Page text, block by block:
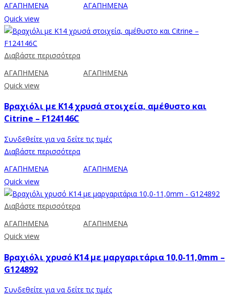
ΑΓΑΠΗΜΕΝΑ
ΑΓΑΠΗΜΕΝΑ
Quick view
Διαβάστε περισσότερα
ΑΓΑΠΗΜΕΝΑ
ΑΓΑΠΗΜΕΝΑ
Quick view
Βραχιόλι με K14 χρυσά στοιχεία, αμέθυστο και
Citrine – F124146C
Συνδεθείτε για να δείτε τις τιμές
Διαβάστε περισσότερα
ΑΓΑΠΗΜΕΝΑ
ΑΓΑΠΗΜΕΝΑ
Quick view
Διαβάστε περισσότερα
ΑΓΑΠΗΜΕΝΑ
ΑΓΑΠΗΜΕΝΑ
Quick view
Βραχιόλι χρυσό Κ14 με μαργαριτάρια 10,0-11,0mm –
G124892
Συνδεθείτε για να δείτε τις τιμές